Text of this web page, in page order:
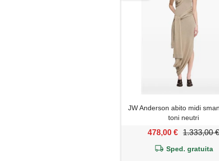
JW Anderson abito midi
toni neutri
478,00 € 1.333,00
Sped. gratuita